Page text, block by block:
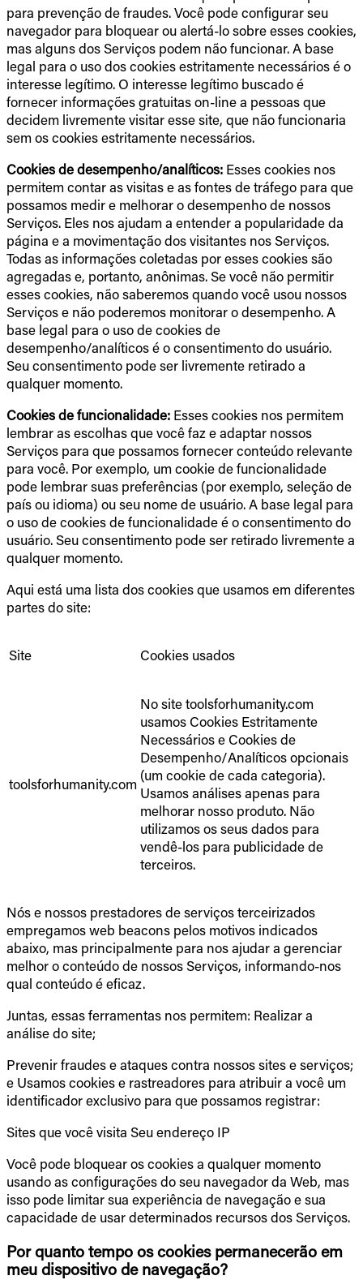
para prevenção de fraudes. Você pode configurar seu
navegador para bloquear ou alertá-lo sobre esses cookies,
mas alguns dos Serviços podem não funcionar. A base
legal para o uso dos cookies estritamente necessários é o
interesse legítimo. O interesse legítimo buscado é
fornecer informações gratuitas on-line a pessoas que
decidem livremente visitar esse site, que não funcionaria
sem os cookies estritamente necessários.
Cookies de desempenho/analíticos: Esses cookies nos
permitem contar as visitas e as fontes de tráfego para que
possamos medir e melhorar o desempenho de nossos
Serviços. Eles nos ajudam a entender a popularidade da
página e a movimentação dos visitantes nos Serviços.
Todas as informações coletadas por esses cookies são
agregadas e, portanto, anônimas. Se você não permitir
esses cookies, não saberemos quando você usou nossos
Serviços e não poderemos monitorar o desempenho. A
base legal para o uso de cookies de
desempenho/analíticos é o consentimento do usuário.
Seu consentimento pode ser livremente retirado a
qualquer momento.
Cookies de funcionalidade: Esses cookies nos permitem
lembrar as escolhas que você faz e adaptar nossos
Serviços para que possamos fornecer conteúdo relevante
para você. Por exemplo, um cookie de funcionalidade
pode lembrar suas preferências (por exemplo, seleção de
país ou idioma) ou seu nome de usuário. A base legal para
o uso de cookies de funcionalidade é o consentimento do
usuário. Seu consentimento pode ser retirado livremente a
qualquer momento.
Aqui está uma lista dos cookies que usamos em diferentes
partes do site:
Site Cookies usados
toolsforhumanity.com
No site toolsforhumanity.com
usamos Cookies Estritamente
Necessários e Cookies de
Desempenho/Analíticos opcionais
(um cookie de cada categoria).
Usamos análises apenas para
melhorar nosso produto. Não
utilizamos os seus dados para
vendê-los para publicidade de
terceiros.
Nós e nossos prestadores de serviços terceirizados
empregamos web beacons pelos motivos indicados
abaixo, mas principalmente para nos ajudar a gerenciar
melhor o conteúdo de nossos Serviços, informando-nos
qual conteúdo é eficaz.
Juntas, essas ferramentas nos permitem: Realizar a
análise do site;
Prevenir fraudes e ataques contra nossos sites e serviços;
e Usamos cookies e rastreadores para atribuir a você um
identificador exclusivo para que possamos registrar:
Sites que você visita Seu endereço IP
Você pode bloquear os cookies a qualquer momento
usando as configurações do seu navegador da Web, mas
isso pode limitar sua experiência de navegação e sua
capacidade de usar determinados recursos dos Serviços.
Por quanto tempo os cookies permanecerão em
meu dispositivo de navegação?